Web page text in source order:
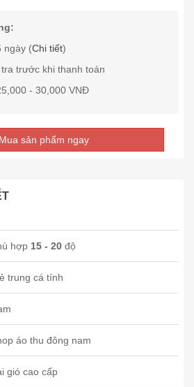
ngày (Chi tiết)
trước khi thanh toán
- 30,000 VNĐ
sản phẩm ngay
hợp 15 - 20 độ
trung cá tính
áo thu đông nam
gió cao cấp